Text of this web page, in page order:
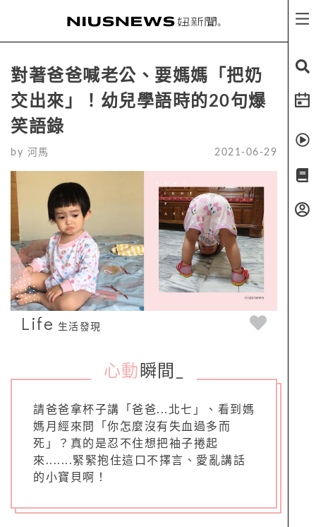
對著爸爸喊老公、要媽媽「把奶
交出來」！幼兒學語時的20句爆
笑語錄
by 河馬 2021-06-29
Life 生活發現
心動 瞬間
請爸爸拿杯子講「爸爸...北七」、看到媽
媽月經來問「你怎麼沒有失血過多而
死」？真的是忍不住想把袖子捲起
來.......緊緊抱住這口不擇言、愛亂講話
的小寶貝啊！